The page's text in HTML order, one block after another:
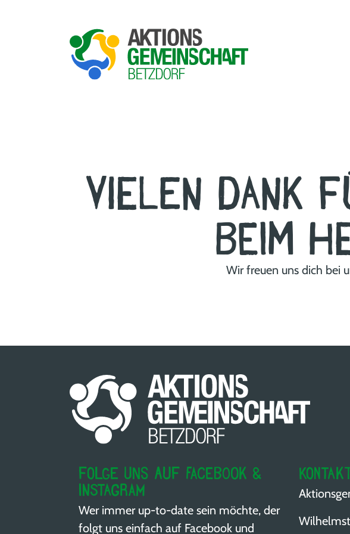
Vielen Dank
beim
Wir freuen uns dich bei
Folge uns auf Facebook &
Instagram
Wer immer up-to-date sein möchte, der
folgt uns einfach auf Facebook und